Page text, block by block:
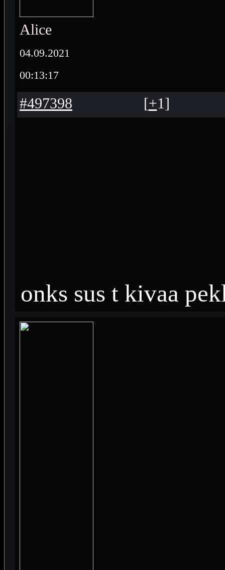
Alice
04.09.2021
00:13:17
#497398 [+1]
onks sus t kivaa